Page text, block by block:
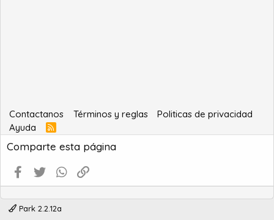
Contactanos Términos y reglas
Politicas de privacidad
Ayuda
R
S
S
Comparte esta página
Facebook
Twitter WhatsApp
Park 2.2.12a